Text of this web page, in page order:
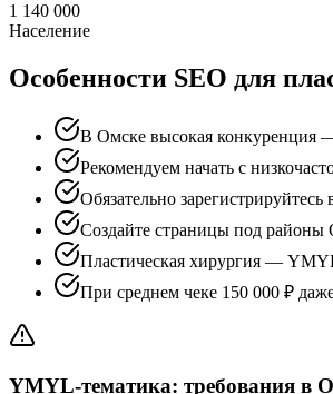
1 140 000
Население
Особенности SEO для
В Омске высокая конкуренция
Рекомендуем начать с
Обязательно
Создайте страницы под
Пластическая хирургия —
При среднем чеке 150 000 ₽
YMYL-тематика: требования в